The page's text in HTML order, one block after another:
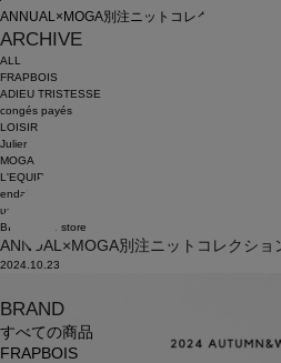
BRAND
すべての商品
FRAPBOIS
ANNUAL×MOGA別注ニットコレクション
ARCHIVE
ALL
FRAPBOIS
ADIEU TRISTESSE
congés payés
LOISIR
Julier
MOGA
L'EQUIPE
endalence
unbilanc
BIGI online store
ANNUAL×MOGA別注ニットコレクショ
2024.10.23